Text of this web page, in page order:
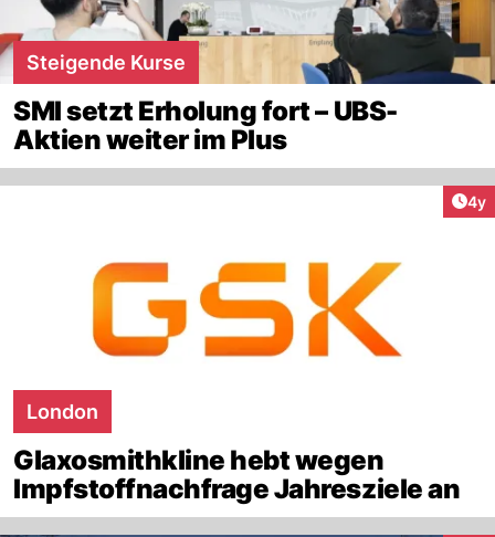
Steigende Kurse
SMI setzt Erholung fort – UBS-
Aktien weiter im Plus
4y
London
Glaxosmithkline hebt wegen
Impfstoffnachfrage Jahresziele an